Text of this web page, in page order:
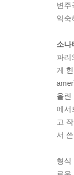
변주
익숙
소나
파리
게
올린
에서
고
서
형식